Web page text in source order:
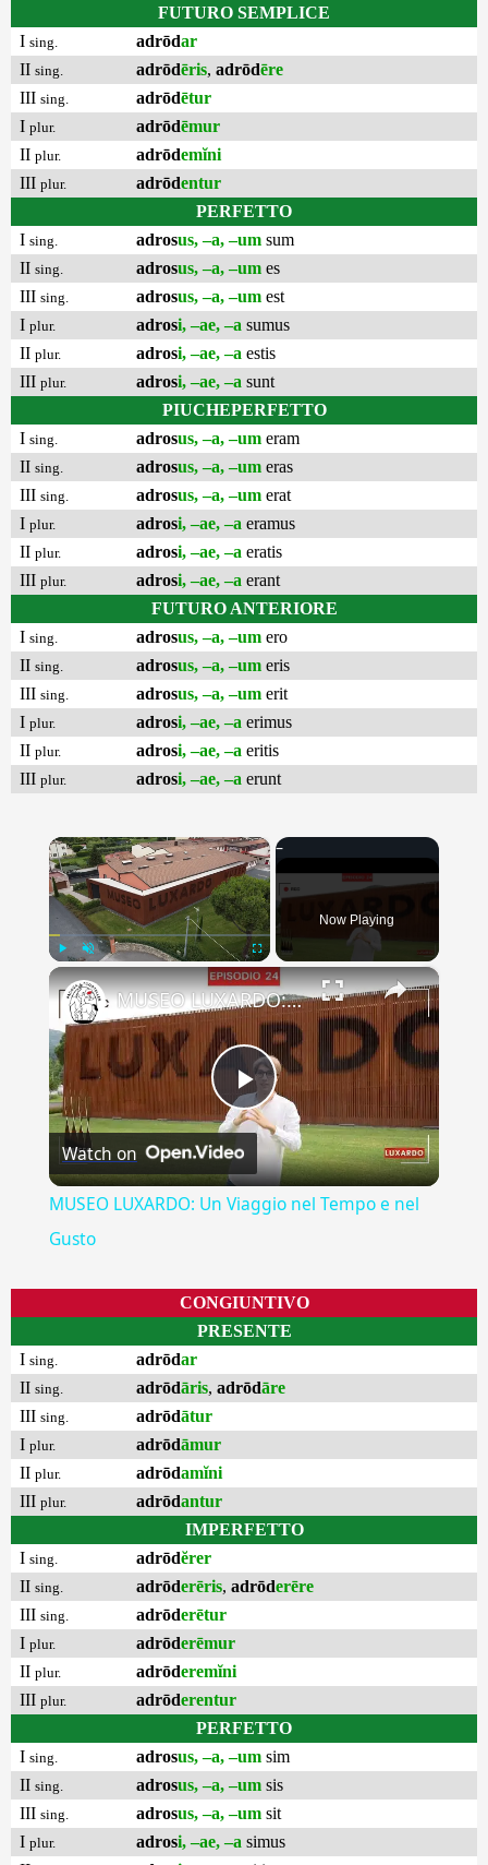
FUTURO SEMPLICE
I sing. adrōdar
II sing. adrōdēris, adrōdēre
III sing. adrōdētur
I plur. adrōdēmur
II plur. adrōdemĭni
III plur. adrōdentur
PERFETTO
I sing. adrosus, –a, –um sum
II sing. adrosus, –a, –um es
III sing. adrosus, –a, –um est
I plur. adrosi, –ae, –a sumus
II plur. adrosi, –ae, –a estis
III plur. adrosi, –ae, –a sunt
PIUCHEPERFETTO
I sing. adrosus, –a, –um eram
II sing. adrosus, –a, –um eras
III sing. adrosus, –a, –um erat
I plur. adrosi, –ae, –a eramus
II plur. adrosi, –ae, –a eratis
III plur. adrosi, –ae, –a erant
FUTURO ANTERIORE
I sing. adrosus, –a, –um ero
II sing. adrosus, –a, –um eris
III sing. adrosus, –a, –um erit
I plur. adrosi, –ae, –a erimus
II plur. adrosi, –ae, –a eritis
III plur. adrosi, –ae, –a erunt
×
Fullscreen
Now Playing
×
Play
Video
MUSEO LUXARDO: Un Viaggio nel Tempo e nel Gusto
Watch on
MUSEO LUXARDO: Un Viaggio nel Tempo e nel
Gusto
CONGIUNTIVO
PRESENTE
I sing. adrōdar
II sing. adrōdāris, adrōdāre
III sing. adrōdātur
I plur. adrōdāmur
II plur. adrōdamĭni
III plur. adrōdantur
IMPERFETTO
I sing. adrōdĕrer
II sing. adrōderēris, adrōderēre
III sing. adrōderētur
I plur. adrōderēmur
II plur. adrōderemĭni
III plur. adrōderentur
PERFETTO
I sing. adrosus, –a, –um sim
II sing. adrosus, –a, –um sis
III sing. adrosus, –a, –um sit
I plur. adrosi, –ae, –a simus